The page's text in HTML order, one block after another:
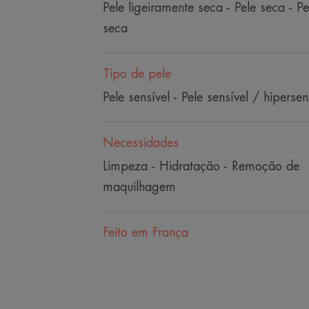
Pele ligeiramente seca - Pele seca -
seca
Tipo de pele
Pele sensível - Pele sensível /
Necessidades
Limpeza - Hidratação - Remoção de
maquilhagem
Feito em França